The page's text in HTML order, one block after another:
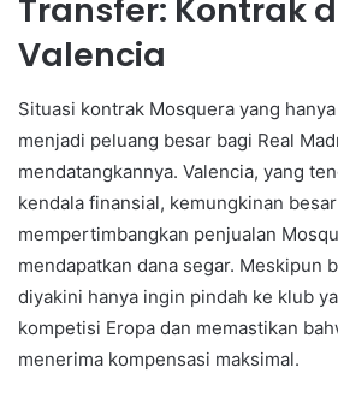
Transfer: Kontrak
Valencia
Situasi kontrak Mosquera yang
menjadi peluang besar bagi Real
mendatangkannya. Valencia, yang
kendala finansial, kemungkinan
mempertimbangkan penjualan
mendapatkan dana segar. Meskipun
diyakini hanya ingin pindah ke klub
kompetisi Eropa dan memastikan
menerima kompensasi maksimal.